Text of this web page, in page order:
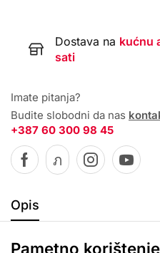
Dostava na kućnu
sati
Imate pitanja?
Budite slobodni da nas
+387 60 300 98 45
Opis
Pametno